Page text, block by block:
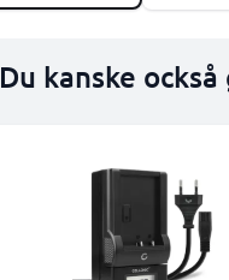
Du kanske